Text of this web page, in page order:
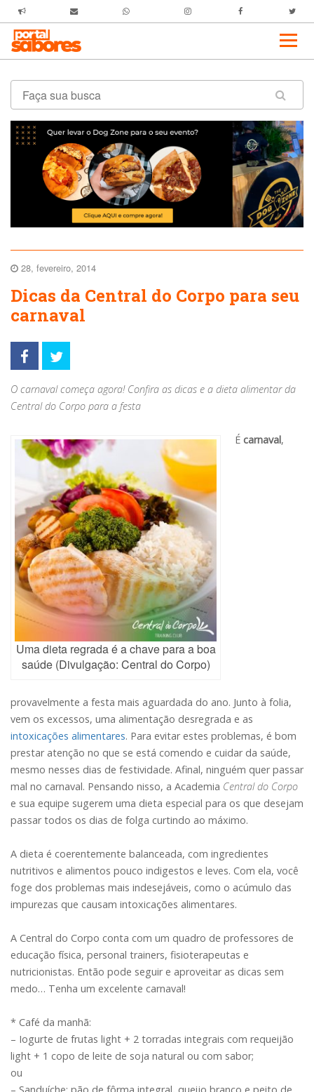
28, fevereiro, 2014
Dicas da Central do Corpo para seu
carnaval
O carnaval começa agora! Confira as dicas e a dieta alimentar da
Central do Corpo para a festa
Uma dieta regrada é a chave para a boa
saúde (Divulgação: Central do Corpo)
É carnaval,
provavelmente a festa mais aguardada do ano. Junto à folia,
vem os excessos, uma alimentação desregrada e as
intoxicações alimentares. Para evitar estes problemas, é bom
prestar atenção no que se está comendo e cuidar da saúde,
mesmo nesses dias de festividade. Afinal, ninguém quer passar
mal no carnaval. Pensando nisso, a Academia Central do Corpo
e sua equipe sugerem uma dieta especial para os que desejam
passar todos os dias de folga curtindo ao máximo.
A dieta é coerentemente balanceada, com ingredientes
nutritivos e alimentos pouco indigestos e leves. Com ela, você
foge dos problemas mais indesejáveis, como o acúmulo das
impurezas que causam intoxicações alimentares.
A Central do Corpo conta com um quadro de professores de
educação física, personal trainers, fisioterapeutas e
nutricionistas. Então pode seguir e aproveitar as dicas sem
medo… Tenha um excelente carnaval!
* Café da manhã:
– Iogurte de frutas light + 2 torradas integrais com requeijão
light + 1 copo de leite de soja natural ou com sabor;
ou